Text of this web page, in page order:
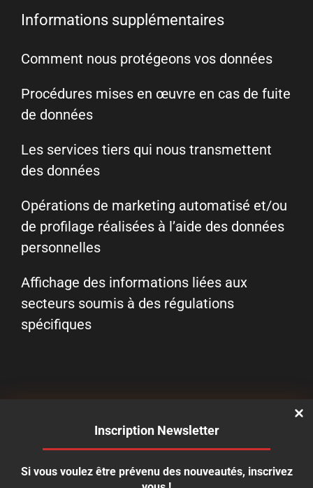
Informations supplémentaires
Comment nous protégeons vos données
Procédures mises en œuvre en cas de fuite
de données
Les services tiers qui nous transmettent
des données
Opérations de marketing automatisé et/ou
de profilage réalisées à l’aide des données
personnelles
Affichage des informations liées aux
secteurs soumis à des régulations
spécifiques
Inscription Newsletter
Si vous voulez être prévenu des nouveautés, inscrivez